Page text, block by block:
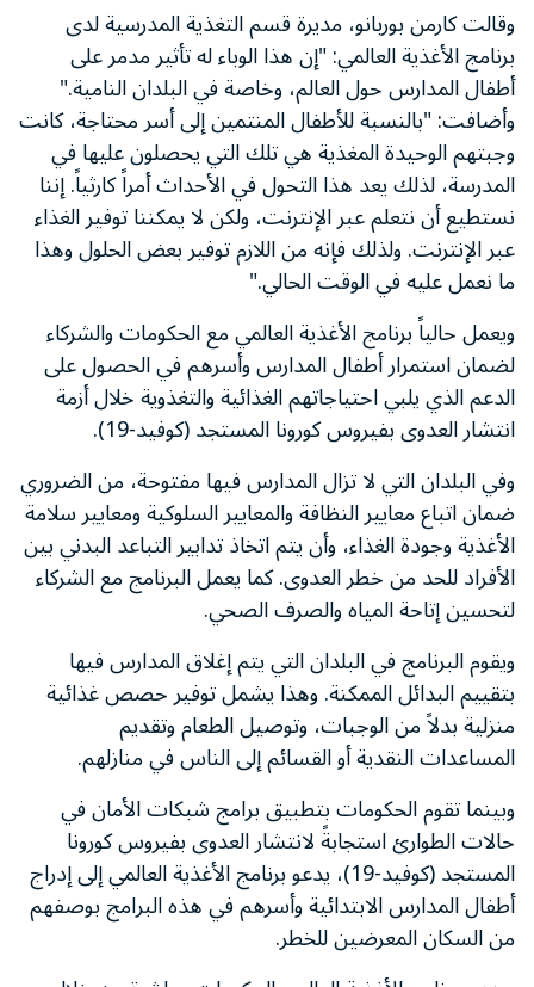
وقالت كارمن بوربانو، مديرة قسم التغذية المدرسية لدى
برنامج الأغذية العالمي: "إن هذا الوباء له تأثير مدمر على
أطفال المدارس حول العالم، وخاصة في البلدان النامية."
وأضافت: "بالنسبة للأطفال المنتمين إلى أسر محتاجة، كانت
وجبتهم الوحيدة المغذية هي تلك التي يحصلون عليها في
المدرسة، لذلك يعد هذا التحول في الأحداث أمراً كارثياً. إننا
نستطيع أن نتعلم عبر الإنترنت، ولكن لا يمكننا توفير الغذاء
عبر الإنترنت. ولذلك فإنه من اللازم توفير بعض الحلول وهذا
ما نعمل عليه في الوقت الحالي."
ويعمل حالياً برنامج الأغذية العالمي مع الحكومات والشركاء
لضمان استمرار أطفال المدارس وأسرهم في الحصول على
الدعم الذي يلبي احتياجاتهم الغذائية والتغذوية خلال أزمة
انتشار العدوى بفيروس كورونا المستجد (كوفيد-19).
وفي البلدان التي لا تزال المدارس فيها مفتوحة، من الضروري
ضمان اتباع معايير النظافة والمعايير السلوكية ومعايير سلامة
الأغذية وجودة الغذاء، وأن يتم اتخاذ تدابير التباعد البدني بين
الأفراد للحد من خطر العدوى. كما يعمل البرنامج مع الشركاء
لتحسين إتاحة المياه والصرف الصحي.
ويقوم البرنامج في البلدان التي يتم إغلاق المدارس فيها
بتقييم البدائل الممكنة. وهذا يشمل توفير حصص غذائية
منزلية بدلاً من الوجبات، وتوصيل الطعام وتقديم
المساعدات النقدية أو القسائم إلى الناس في منازلهم.
وبينما تقوم الحكومات بتطبيق برامج شبكات الأمان في
حالات الطوارئ استجابةً لانتشار العدوى بفيروس كورونا
المستجد (كوفيد-19)، يدعو برنامج الأغذية العالمي إلى إدراج
أطفال المدارس الابتدائية وأسرهم في هذه البرامج بوصفهم
من السكان المعرضين للخطر.